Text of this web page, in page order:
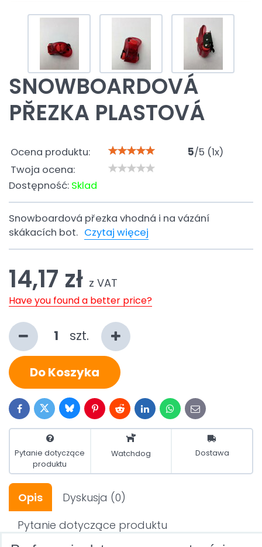
SNOWBOARDOVÁ
PŘEZKA PLASTOVÁ
Ocena produktu: 5/5 (1x)
Twoja ocena:
Dostępność: Sklad
Snowboardová přezka vhodná i na vázání
skákacích bot. Czytaj więcej
14,17 zł z VAT
Have you found a better price?
szt.
Do Koszyka
FacebookTwitterBlueskyPinterestRedditLinkedInWhatsApp
E-
mail
Pytanie dotyczące
produktu
Watchdog Dostawa
Opis Dyskusja (0)
Pytanie dotyczące produktu